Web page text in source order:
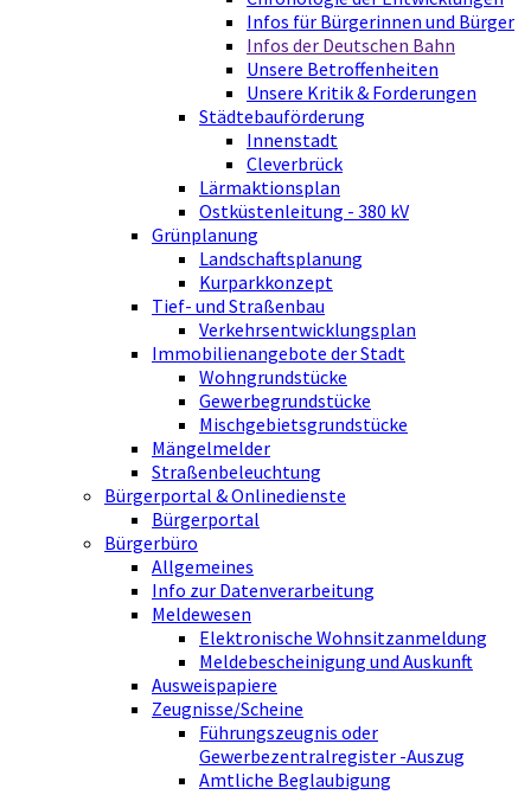
Infos für Bürgerinnen und Bürger
Infos der Deutschen Bahn
Unsere Betroffenheiten
Unsere Kritik & Forderungen
Städtebauförderung
Innenstadt
Cleverbrück
Lärmaktionsplan
Ostküstenleitung - 380 kV
Grünplanung
Landschaftsplanung
Kurparkkonzept
Tief- und Straßenbau
Verkehrsentwicklungsplan
Immobilienangebote der Stadt
Wohngrundstücke
Gewerbegrundstücke
Mischgebietsgrundstücke
Mängelmelder
Straßenbeleuchtung
Bürgerportal & Onlinedienste
Bürgerportal
Bürgerbüro
Allgemeines
Info zur Datenverarbeitung
Meldewesen
Elektronische Wohnsitzanmeldung
Meldebescheinigung und Auskunft
Ausweispapiere
Zeugnisse/Scheine
Führungszeugnis oder
Gewerbezentralregister -Auszug
Amtliche Beglaubigung